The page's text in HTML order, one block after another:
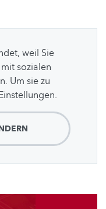
weil Sie
sozialen
Um sie zu